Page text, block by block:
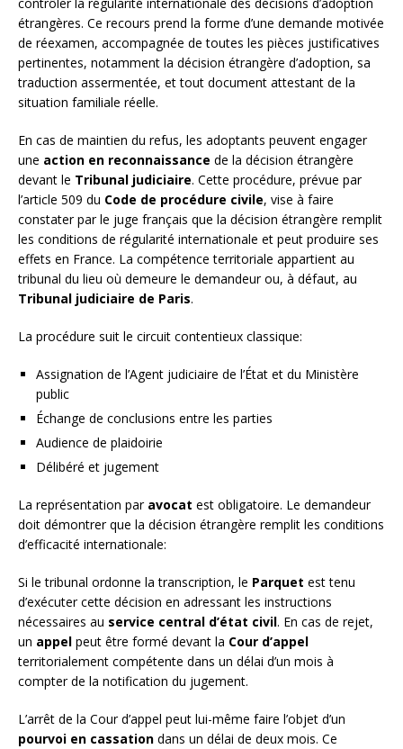
étrangères. Ce recours prend la forme d’une demande motivée
de réexamen, accompagnée de toutes les pièces justificatives
pertinentes, notamment la décision étrangère d’adoption, sa
traduction assermentée, et tout document attestant de la
situation familiale réelle.
En cas de maintien du refus, les adoptants peuvent engager
une action en reconnaissance de la décision étrangère
devant le Tribunal judiciaire. Cette procédure, prévue par
l’article 509 du Code de procédure civile, vise à faire
constater par le juge français que la décision étrangère remplit
les conditions de régularité internationale et peut produire ses
effets en France. La compétence territoriale appartient au
tribunal du lieu où demeure le demandeur ou, à défaut, au
Tribunal judiciaire de Paris.
La procédure suit le circuit contentieux classique:
Assignation de l’Agent judiciaire de l’État et du Ministère
public
Échange de conclusions entre les parties
Audience de plaidoirie
Délibéré et jugement
La représentation par avocat est obligatoire. Le demandeur
doit démontrer que la décision étrangère remplit les conditions
d’efficacité internationale:
Si le tribunal ordonne la transcription, le Parquet est tenu
d’exécuter cette décision en adressant les instructions
nécessaires au service central d’état civil. En cas de rejet,
un appel peut être formé devant la Cour d’appel
territorialement compétente dans un délai d’un mois à
compter de la notification du jugement.
L’arrêt de la Cour d’appel peut lui-même faire l’objet d’un
pourvoi en cassation dans un délai de deux mois. Ce